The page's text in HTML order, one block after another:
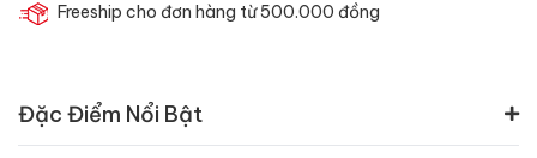
Freeship cho đơn hàng từ 500.000 đồng
Đặc Điểm Nổi Bật